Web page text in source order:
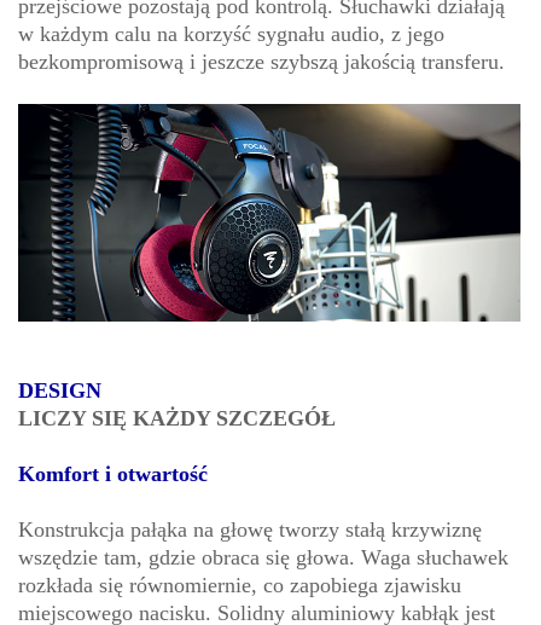
przejściowe pozostają pod kontrolą. Słuchawki działają
w każdym calu na korzyść sygnału audio, z jego
bezkompromisową i jeszcze szybszą jakością transferu.
DESIGN
LICZY SIĘ KAŻDY SZCZEGÓŁ
Komfort i otwartość
Konstrukcja pałąka na głowę tworzy stałą krzywiznę
wszędzie tam, gdzie obraca się głowa. Waga słuchawek
rozkłada się równomiernie, co zapobiega zjawisku
miejscowego nacisku. Solidny aluminiowy kabłąk jest